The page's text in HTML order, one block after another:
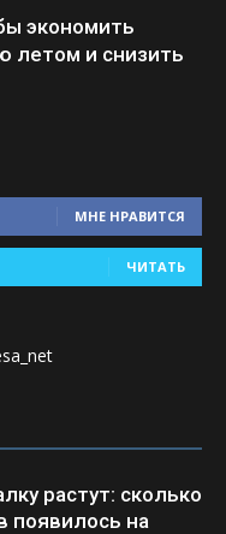
экономить
летом и снизить
МНЕ НРАВИТСЯ
ЧИТАТЬ
растут: сколько
появилось на